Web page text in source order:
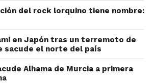
del rock lorquino tiene nombre:
en Japón tras un terremoto de
sacude el norte del país
Alhama de Murcia a primera